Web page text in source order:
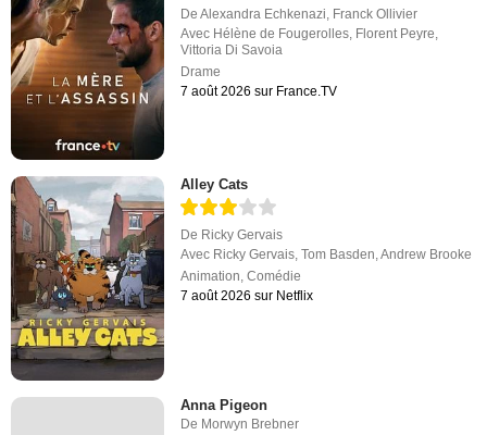
DeAlexandra Echkenazi Franck Ollivier
Avec Hélène de Fougerolles Florent Peyre
Vittoria Di Savoia
Drame
7 août 2026 sur France.TV
Alley Cats
De Ricky Gervais
Avec Ricky Gervais,Tom Basden,Andrew Brooke
Animation,Comédie
7 août 2026 sur Netflix
Anna Pigeon
De Morwyn Brebner